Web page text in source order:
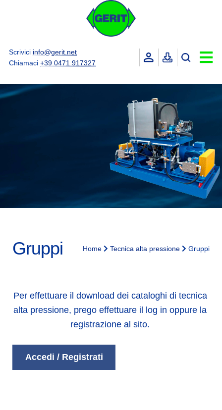
Scrivici info@gerit.net
Chiamaci +39 0471 917327
Gruppi Home Tecnica alta pressione Gruppi
Per effettuare il download dei cataloghi di tecnica
alta pressione, prego effettuare il log in oppure la
registrazione al sito.
Accedi / Registrati